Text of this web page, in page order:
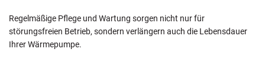
Regelmäßige Pflege und Wartung sorgen nicht nur für
störungsfreien Betrieb, sondern verlängern auch die Lebensdauer
Ihrer Wärmepumpe.